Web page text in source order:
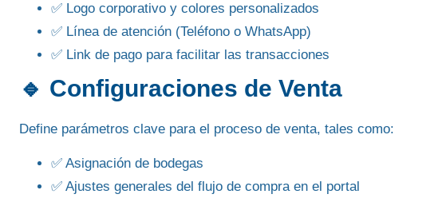
✅ Logo corporativo y colores personalizados
✅ Línea de atención (Teléfono o WhatsApp)
✅ Link de pago para facilitar las transacciones
🔹 Configuraciones de Venta
Define parámetros clave para el proceso de venta, tales como:
✅ Asignación de bodegas
✅ Ajustes generales del flujo de compra en el portal